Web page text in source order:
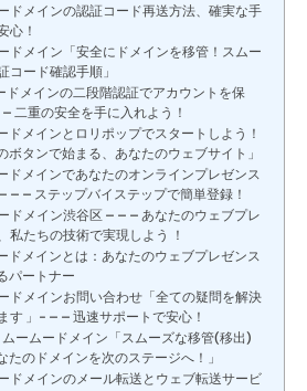
ドメインの認証コード再送方法、確実な手
心！
ドメイン「安全にドメインを移管！スムー
コード確認手順」
ドメインの二段階認証でアカウントを保
重の安全を手に入れよう！
ドメインとロリポップでスタートしよう！
ボタンで始まる、あなたのウェブサイト」
ドメインであなたのオンラインプレゼンス
– – ステップバイステップで簡単登録！
ドメイン渋谷区 – – – あなたのウェブプレ
私たちの技術で実現しよう ！
ドメインとは：あなたのウェブプレゼンス
パートナー
ドメインお問い合わせ「全ての疑問を解決
す 」- – – 迅速サポートで安心！
ームードメイン「スムーズな移管(移出)
たのドメインを次のステージへ！」
ドメインのメール転送とウェブ転送サービ